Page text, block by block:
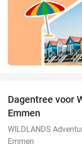
Dagentree voor
Emmen
WILDLANDS
Emmen